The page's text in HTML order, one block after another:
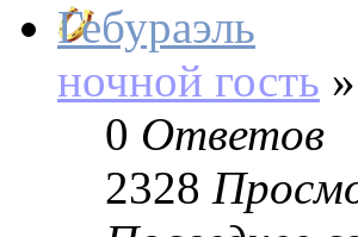
Гебураэль
ночной гость »
0 Ответов
2328